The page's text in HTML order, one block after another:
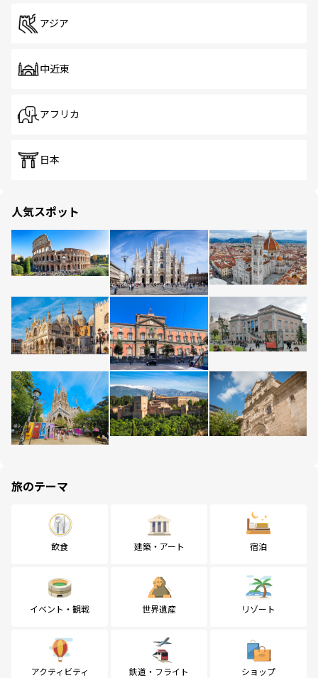
アジア
中近東
アフリカ
日本
人気スポット
旅のテーマ
飲食 建築・アート 宿泊
イベント・観戦 世界遺産 リゾート
アクティビティ 鉄道・フライト ショップ